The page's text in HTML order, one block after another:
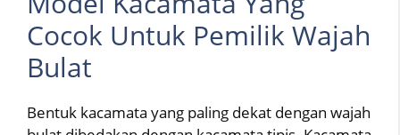
Cocok Untuk Pemilik Wajah
Bulat
Bentuk kacamata yang paling dekat dengan wajah